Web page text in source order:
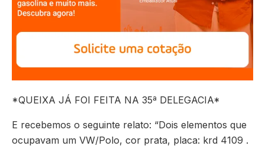
*QUEIXA JÁ FOI FEITA NA 35ª DELEGACIA*
E recebemos o seguinte relato: “Dois elementos que
ocupavam um VW/Polo, cor prata, placa: krd 4109 .